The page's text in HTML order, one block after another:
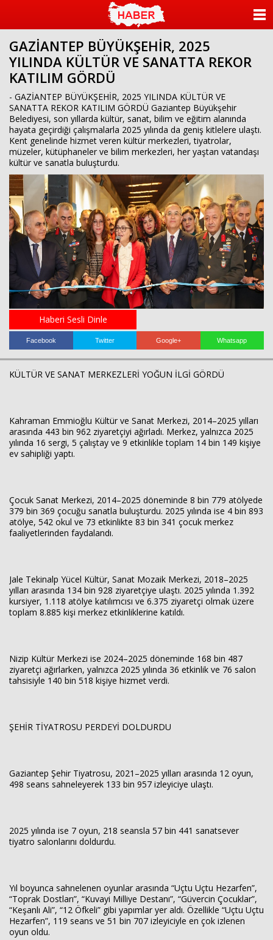
GAZİANTEP BÜYÜKŞEHİR, 2025
YILINDA KÜLTÜR VE SANATTA REKOR
KATILIM GÖRDÜ
- GAZİANTEP BÜYÜKŞEHİR, 2025 YILINDA KÜLTÜR VE
SANATTA REKOR KATILIM GÖRDÜ Gaziantep Büyükşehir
Belediyesi, son yıllarda kültür, sanat, bilim ve eğitim alanında
hayata geçirdiği çalışmalarla 2025 yılında da geniş kitlelere ulaştı.
Kent genelinde hizmet veren kültür merkezleri, tiyatrolar,
müzeler, kütüphaneler ve bilim merkezleri, her yaştan vatandaşı
kültür ve sanatla buluşturdu.
Haberi Sesli Dinle
Facebook Twitter Google+ Whatsapp
KÜLTÜR VE SANAT MERKEZLERİ YOĞUN İLGİ GÖRDÜ
Kahraman Emmioğlu Kültür ve Sanat Merkezi, 2014–2025 yılları
arasında 443 bin 962 ziyaretçiyi ağırladı. Merkez, yalnızca 2025
yılında 16 sergi, 5 çalıştay ve 9 etkinlikle toplam 14 bin 149 kişiye
ev sahipliği yaptı.
Çocuk Sanat Merkezi, 2014–2025 döneminde 8 bin 779 atölyede
379 bin 369 çocuğu sanatla buluşturdu. 2025 yılında ise 4 bin 893
atölye, 542 okul ve 73 etkinlikte 83 bin 341 çocuk merkez
faaliyetlerinden faydalandı.
Jale Tekinalp Yücel Kültür, Sanat Mozaik Merkezi, 2018–2025
yılları arasında 134 bin 928 ziyaretçiye ulaştı. 2025 yılında 1.392
kursiyer, 1.118 atölye katılımcısı ve 6.375 ziyaretçi olmak üzere
toplam 8.885 kişi merkez etkinliklerine katıldı.
Nizip Kültür Merkezi ise 2024–2025 döneminde 168 bin 487
ziyaretçi ağırlarken, yalnızca 2025 yılında 36 etkinlik ve 76 salon
tahsisiyle 140 bin 518 kişiye hizmet verdi.
ŞEHİR TİYATROSU PERDEYİ DOLDURDU
Gaziantep Şehir Tiyatrosu, 2021–2025 yılları arasında 12 oyun,
498 seans sahneleyerek 133 bin 957 izleyiciye ulaştı.
2025 yılında ise 7 oyun, 218 seansla 57 bin 441 sanatsever
tiyatro salonlarını doldurdu.
Yıl boyunca sahnelenen oyunlar arasında “Uçtu Uçtu Hezarfen”,
“Toprak Dostları”, “Kuvayi Milliye Destanı”, “Güvercin Çocuklar”,
“Keşanlı Ali”, “12 Öfkeli” gibi yapımlar yer aldı. Özellikle “Uçtu Uçtu
Hezarfen”, 119 seans ve 51 bin 707 izleyiciyle en çok izlenen
oyun oldu.
KATEGORİLER
ANKETLER
FOTO GALERİ
KÜNYE
İLETİŞİM